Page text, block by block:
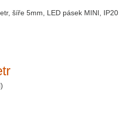
šíře 5mm, LED pásek MINI, IP20